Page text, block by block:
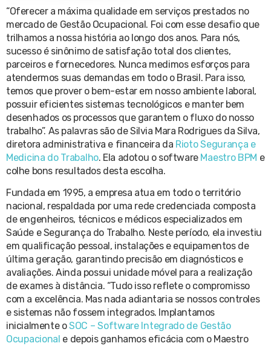
“Oferecer a máxima qualidade em serviços prestados no
mercado de Gestão Ocupacional. Foi com esse desafio que
trilhamos a nossa história ao longo dos anos. Para nós,
sucesso é sinônimo de satisfação total dos clientes,
parceiros e fornecedores. Nunca medimos esforços para
atendermos suas demandas em todo o Brasil. Para isso,
temos que prover o bem-estar em nosso ambiente laboral,
possuir eficientes sistemas tecnológicos e manter bem
desenhados os processos que garantem o fluxo do nosso
trabalho”. As palavras são de Silvia Mara Rodrigues da Silva,
diretora administrativa e financeira da Rioto Segurança e
Medicina do Trabalho. Ela adotou o software Maestro BPM e
colhe bons resultados desta escolha.
Fundada em 1995, a empresa atua em todo o território
nacional, respaldada por uma rede credenciada composta
de engenheiros, técnicos e médicos especializados em
Saúde e Segurança do Trabalho. Neste período, ela investiu
em qualificação pessoal, instalações e equipamentos de
última geração, garantindo precisão em diagnósticos e
avaliações. Ainda possui unidade móvel para a realização
de exames à distância. “Tudo isso reflete o compromisso
com a excelência. Mas nada adiantaria se nossos controles
e sistemas não fossem integrados. Implantamos
inicialmente oSOC – Software Integrado de Gestão
Ocupacional e depois ganhamos eficácia com o Maestro